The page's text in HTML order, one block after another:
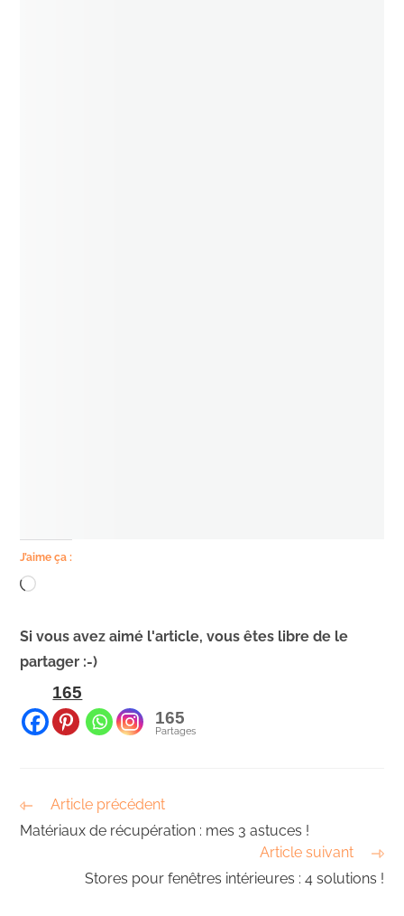
J’aime ça :
Si vous avez aimé l'article, vous êtes libre de le
partager :-)
165
165
Partages
Article précédent
Matériaux de récupération : mes 3 astuces !
Article suivant
Stores pour fenêtres intérieures : 4 solutions !